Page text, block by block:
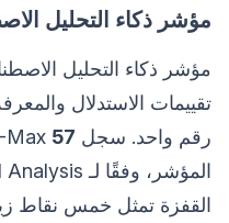
مؤشر ذكاء التحليل
مؤشر ذكاء التحليل
تقييمات الاستدلال
رقم واحد. سجل Qwen3.7-Max 57